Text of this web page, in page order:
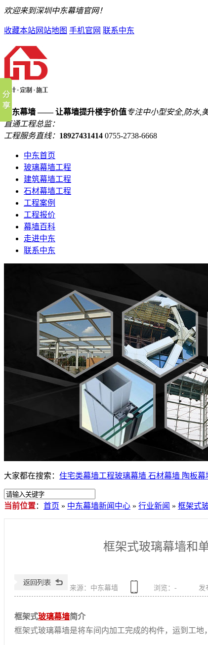
欢迎来到深圳中东幕墙官网！
收藏本站网站地图 手机官网 联系中东
中东幕墙 —— 让幕墙提升楼宇价值专注中小型安全,防水,
直通工程总监：
工程服务直线： 18927431414 0755-2738-6668
中东首页
玻璃幕墙工程
建筑幕墙工程
石材幕墙工程
工程案例
工程报价
幕墙百科
走进中东
联系中东
大家都在搜索： 住宅类幕墙工程玻璃幕墙 石材幕墙 陶板幕
当前位置： 首页 » 中东幕墙新闻中心 » 行业新闻 » 框架式
框架式玻璃幕墙和
来源：中东幕墙 浏览： - 发
框架式玻璃幕墙简介
框架式玻璃幕墙是将车间内加工完成的构件，运到工